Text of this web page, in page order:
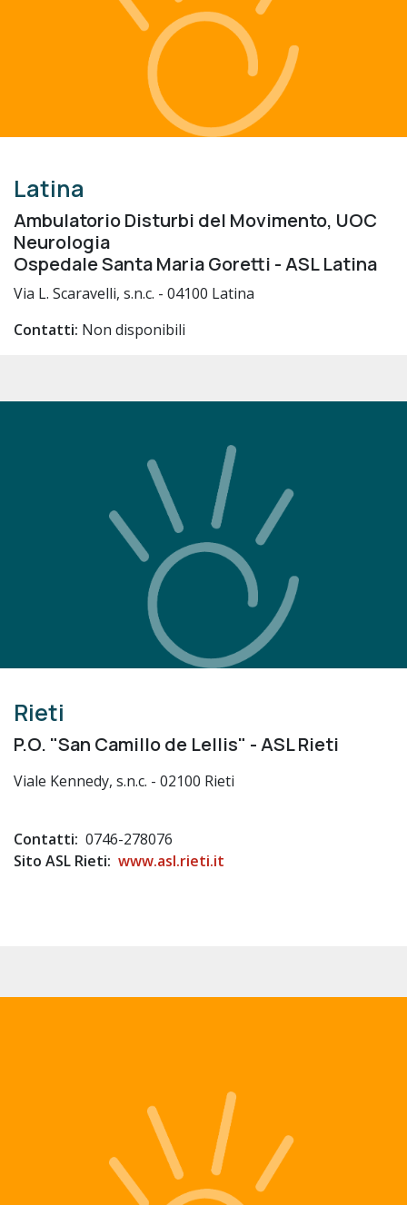
Latina
Ambulatorio Disturbi del Movimento, UOC
Neurologia
Ospedale Santa Maria Goretti - ASL Latina
Via L. Scaravelli, s.n.c. - 04100 Latina
Contatti: Non disponibili
Rieti
P.O. "San Camillo de Lellis" - ASL Rieti
Viale Kennedy, s.n.c. - 02100 Rieti
Contatti: 0746-278076
Sito ASL Rieti: www.asl.rieti.it